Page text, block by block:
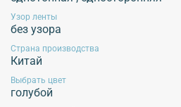
Узор ленты
без узора
Страна производства
Китай
Выбрать цвет
голубой